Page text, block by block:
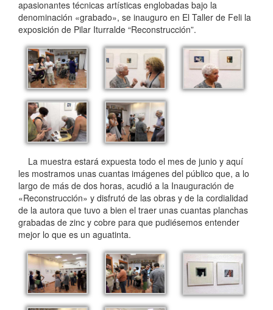
apasionantes técnicas artísticas englobadas bajo la
denominación «grabado», se inauguro en El Taller de Feli la
exposición de Pilar Iturralde “Reconstrucción”.
La muestra estará expuesta todo el mes de junio y aquí
les mostramos unas cuantas imágenes del público que, a lo
largo de más de dos horas, acudió a la Inauguración de
«Reconstrucción» y disfrutó de las obras y de la cordialidad
de la autora que tuvo a bien el traer unas cuantas planchas
grabadas de zinc y cobre para que pudiésemos entender
mejor lo que es un aguatinta.